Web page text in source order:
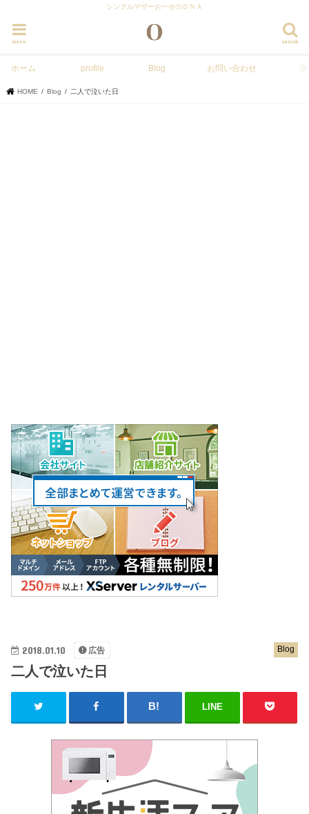
シングルマザーおーせのＤＮＡ
search
menu
ホーム profile Blog お問い合わせ
HOME Blog 二人で泣いた日
Blog
2018.01.10 広告
二人で泣いた日
LINE